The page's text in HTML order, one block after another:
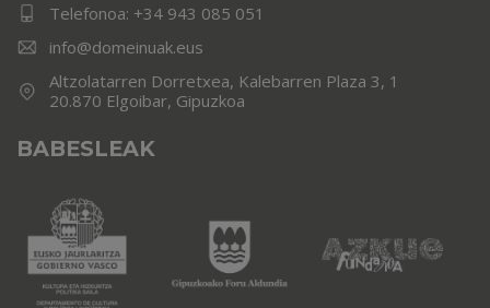
Telefonoa: +34 943 085 051
info@domeinuak.eus
Altzolatarren Dorretxea, Kalebarren Plaza 3, 1
20.870 Elgoibar, Gipuzkoa
BABESLEAK